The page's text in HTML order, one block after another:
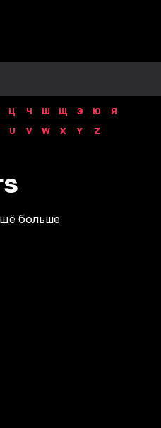
Ц Ч Ш Щ Э Ю
Я
U V W X Y Z
больше